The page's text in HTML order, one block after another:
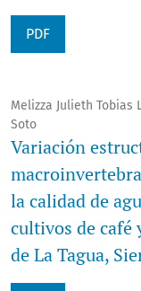
PDF
Melizza Julieth Tobias
Soto
Variación
la calidad de
cultivos de café
de La Tagua,